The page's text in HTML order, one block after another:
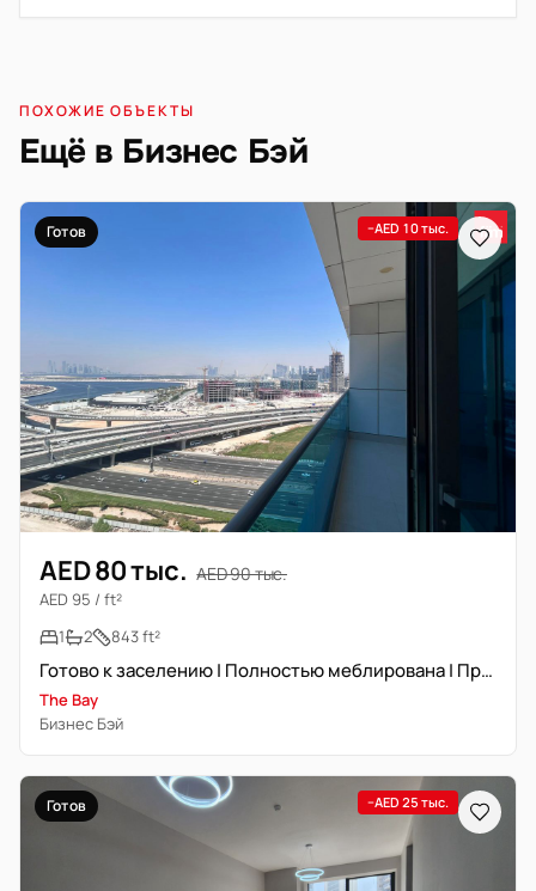
ПОХОЖИЕ ОБЪЕКТЫ
Ещё в Бизнес Бэй
Готов −AED 10 тыс.
AED 80 тыс. AED 90 тыс.
AED 95 / ft²
1
2 843 ft²
Готово к заселению | Полностью меблирована | Прайм локация
The Bay
Бизнес Бэй
Готов −AED 25 тыс.